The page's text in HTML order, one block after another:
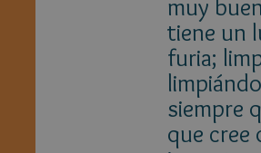
muy
tiene un
furia;
siempre
que cree